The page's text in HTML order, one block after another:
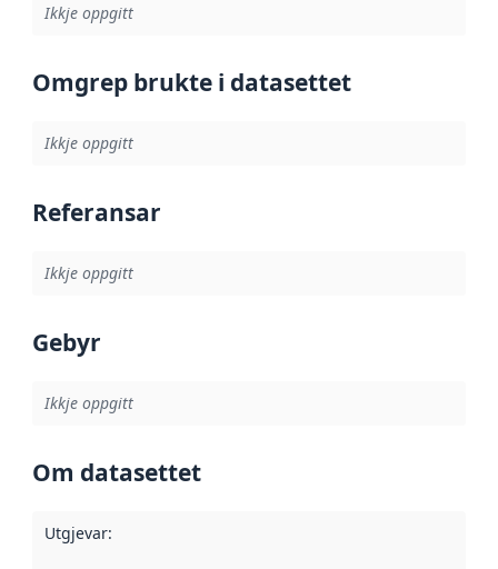
Ikkje oppgitt
Omgrep brukte i datasettet
Ikkje oppgitt
Referansar
Ikkje oppgitt
Gebyr
Ikkje oppgitt
Om datasettet
Utgjevar: